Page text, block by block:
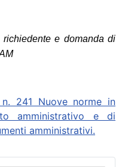
e domanda di
241 Nuove norme in
amministrativo e di
amministrativi.